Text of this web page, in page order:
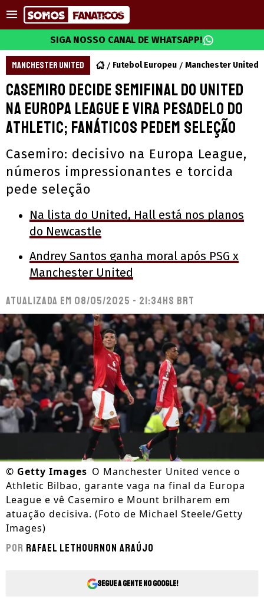
SIGA NOSSO CANAL DE WHATSAPP!
MANCHESTER UNITED Futebol Europeu Manchester United
Casemiro decide semifinal do United
na Europa League e vira pesadelo do
Athletic; fanáticos pedem seleção
Casemiro: decisivo na Europa League,
números impressionantes e torcida
pede seleção
Na lista do United, Hall está nos planos
do Newcastle
Andrey Santos ganha moral após PSG x
Manchester United
Atualizada em 08/05/2025 - 21:34hs BRT
© Getty Images O Manchester United vence o
Athletic Bilbao, garante vaga na final da Europa
League e vê Casemiro e Mount brilharem em
atuação decisiva. (Foto de Michael Steele/Getty
Images)
Por Rafael Lethournon Araújo
Segue a gente no Google!